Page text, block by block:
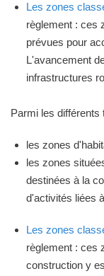
Les zones
règlement : ces
prévues pour
L'avancement
infrastructures
Parmi les différents
les zones
les zones
destinées à la
d'activités liées
Les zones
règlement : ces
construction y